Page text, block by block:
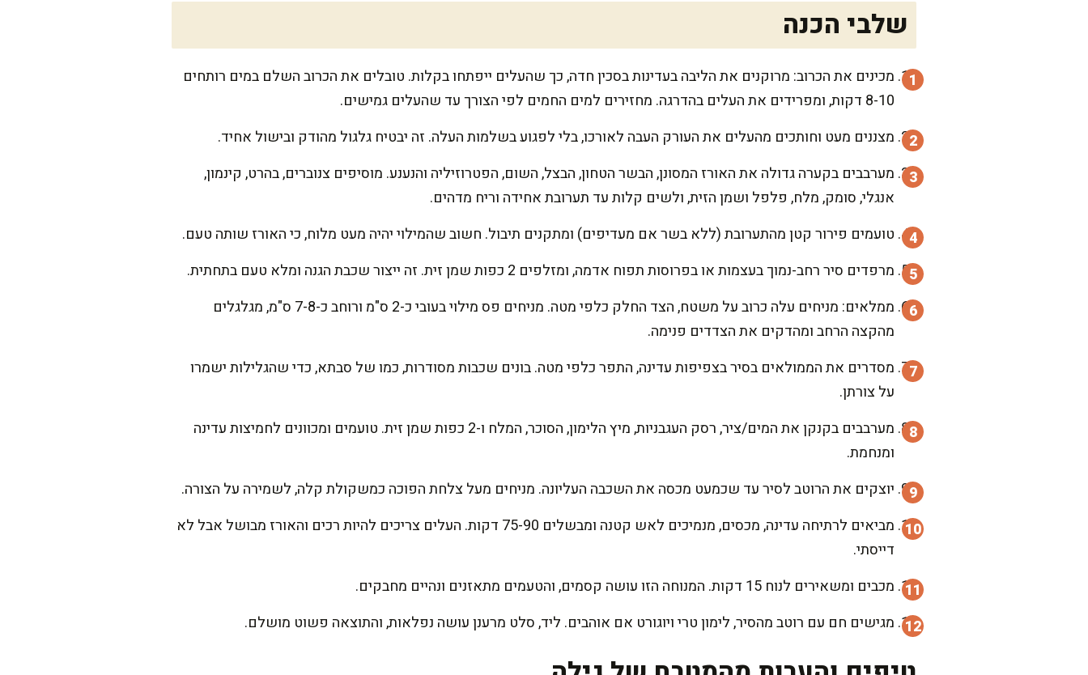
שלבי הכנה
מכינים את הכרוב: מרוקנים את הליבה בעדינות בסכין חדה, כך שהעלים ייפתחו בקלות. טובלים את הכרוב השלם במים רותחים
8-10 דקות, ומפרידים את העלים בהדרגה. מחזירים למים החמים לפי הצורך עד שהעלים גמישים.
מצננים מעט וחותכים מהעלים את העורק העבה לאורכו, בלי לפגוע בשלמות העלה. זה יבטיח גלגול מהודק ובישול אחיד.
מערבבים בקערה גדולה את האורז המסונן, הבשר הטחון, הבצל, השום, הפטרוזיליה והנענע. מוסיפים צנוברים, בהרט, קינמון,
אנגלי, סומק, מלח, פלפל ושמן הזית, ולשים קלות עד תערובת אחידה וריח מדהים.
טועמים פירור קטן מהתערובת (ללא בשר אם מעדיפים) ומתקנים תיבול. חשוב שהמילוי יהיה מעט מלוח, כי האורז שותה טעם.
מרפדים סיר רחב-נמוך בעצמות או בפרוסות תפוח אדמה, ומזלפים 2 כפות שמן זית. זה ייצור שכבת הגנה ומלא טעם בתחתית.
ממלאים: מניחים עלה כרוב על משטח, הצד החלק כלפי מטה. מניחים פס מילוי בעובי כ-2 ס"מ ורוחב כ-7-8 ס"מ, מגלגלים
מהקצה הרחב ומהדקים את הצדדים פנימה.
מסדרים את הממולאים בסיר בצפיפות עדינה, התפר כלפי מטה. בונים שכבות מסודרות, כמו של סבתא, כדי שהגלילות ישמרו
על צורתן.
מערבבים בקנקן את המים/ציר, רסק העגבניות, מיץ הלימון, הסוכר, המלח ו-2 כפות שמן זית. טועמים ומכוונים לחמיצות עדינה
ומנחמת.
יוצקים את הרוטב לסיר עד שכמעט מכסה את השכבה העליונה. מניחים מעל צלחת הפוכה כמשקולת קלה, לשמירה על הצורה.
מביאים לרתיחה עדינה, מכסים, מנמיכים לאש קטנה ומבשלים 75-90 דקות. העלים צריכים להיות רכים והאורז מבושל אבל לא
דייסתי.
מכבים ומשאירים לנוח 15 דקות. המנוחה הזו עושה קסמים, והטעמים מתאזנים ונהיים מחבקים.
מגישים חם עם רוטב מהסיר, לימון טרי ויוגורט אם אוהבים. ליד, סלט מרענן עושה נפלאות, והתוצאה פשוט מושלם.